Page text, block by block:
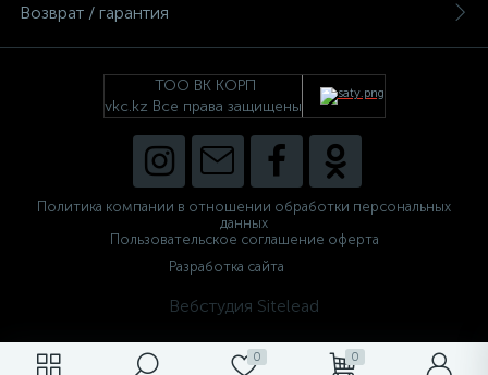
0 0
Возврат / гарантия
ТОО ВК КОРП
vkc.kz Все права защищены
Политика компании в отношении обработки персональных
данных
Пользовательское соглашение оферта
Разработка сайта
Вебстудия Sitelead